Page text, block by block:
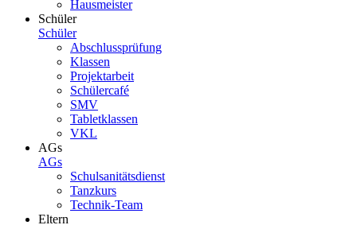
Hausmeister
Schüler
Schüler
Abschlussprüfung
Klassen
Projektarbeit
Schülercafé
SMV
Tabletklassen
VKL
AGs
AGs
Schulsanitätsdienst
Tanzkurs
Technik-Team
Eltern